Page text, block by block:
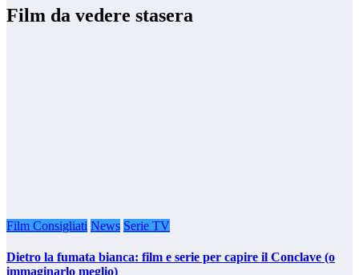
Film da vedere stasera
Film Consigliati News Serie TV
Dietro la fumata bianca: film e serie per capire il Conclave (o
immaginarlo meglio)